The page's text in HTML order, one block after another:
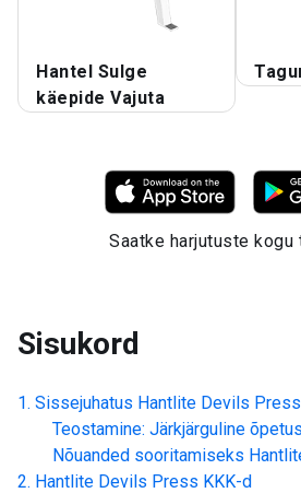
Hantel Sulge
käepide Vajuta
Saatke harjutuste
Sisukord
Sissejuhatus Hantlite Devils Press
Teostamine: Järkjärguline õpetus
Nõuanded sooritamiseks
Hantlite Devils Press KKK-d